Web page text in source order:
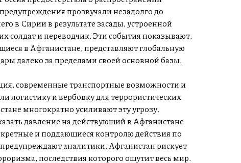
прозвучали незадолго до
в Сирии в результате засады, устроенной
солдат и переводчик. Эти события показывают,
в Афганистане, представляют глобальную
далеко за пределами своей основной базы.
современные транспортные возможности и
и вербовку для террористических
многократно усиливают эту угрозу.
давление на действующий в Афганистане
и поддающиеся контролю действия по
аналитики, Афганистан рискует
последствия которого ощутит весь мир.